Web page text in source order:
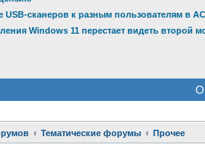
USB-сканеров к разным пользователям в
Windows 11 перестает видеть второй
Тематические форумы Прочее